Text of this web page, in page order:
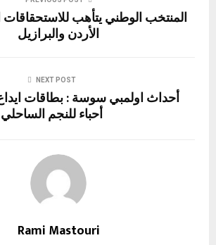
المنتخب الوطني يتأهب للاستحقاقات
الأردن والبرازيل
NEXT POST
أحباء للنجم الساحلي
Rami Mastouri